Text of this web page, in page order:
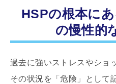
HSPの根本に
の慢性的
過去に強いストレスやショ
その状況を「危険」として